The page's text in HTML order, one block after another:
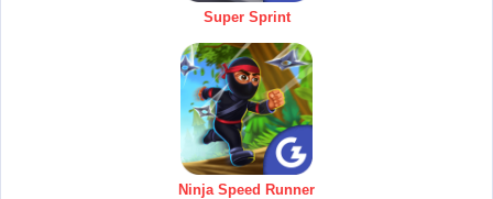
Super Sprint
Ninja Speed Runner